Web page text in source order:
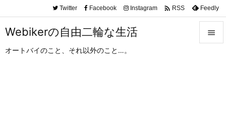
Webikerの自由二輪な生活
オートバイのこと、それ以外のこと…。

Twitter Facebook Instagram  RSS Feedly